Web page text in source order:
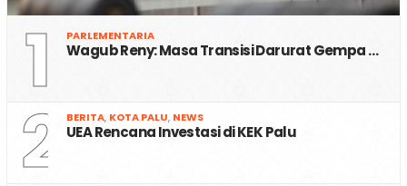
1 PARLEMENTARIA
Wagub Reny: Masa Transisi Darurat Gempa …
2 BERITA, KOTA PALU, NEWS
UEA Rencana Investasi di KEK Palu